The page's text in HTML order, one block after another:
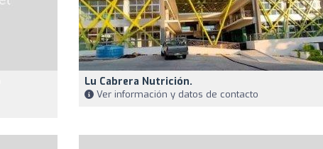
Lu Cabrera Nutrición.
Ver información y datos de contacto